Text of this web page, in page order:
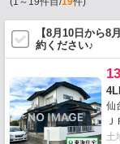
【8月10日から8
約ください♪
仙
土